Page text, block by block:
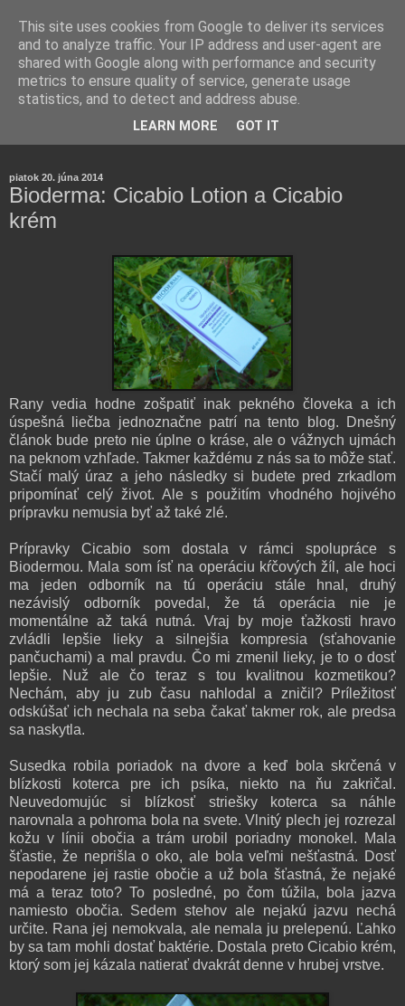
rozoberá témy o zdraví, živote a všetko možné.
piatok 20. júna 2014
Bioderma: Cicabio Lotion a Cicabio
krém
Rany vedia hodne zošpatiť inak pekného človeka a ich
úspešná liečba jednoznačne patrí na tento blog. Dnešný
článok bude preto nie úplne o kráse, ale o vážnych ujmách
na peknom vzhľade. Takmer každému z nás sa to môže stať.
Stačí malý úraz a jeho následky si budete pred zrkadlom
pripomínať celý život. Ale s použitím vhodného hojivého
prípravku nemusia byť až také zlé.
Prípravky Cicabio som dostala v rámci spolupráce s
Biodermou. Mala som ísť na operáciu kŕčových žíl, ale hoci
ma jeden odborník na tú operáciu stále hnal, druhý
nezávislý odborník povedal, že tá operácia nie je
momentálne až taká nutná. Vraj by moje ťažkosti hravo
zvládli lepšie lieky a silnejšia kompresia (sťahovanie
pančuchami) a mal pravdu. Čo mi zmenil lieky, je to o dosť
lepšie. Nuž ale čo teraz s tou kvalitnou kozmetikou?
Nechám, aby ju zub času nahlodal a zničil? Príležitosť
odskúšať ich nechala na seba čakať takmer rok, ale predsa
sa naskytla.
Susedka robila poriadok na dvore a keď bola skrčená v
blízkosti koterca pre ich psíka, niekto na ňu zakričal.
Neuvedomujúc si blízkosť striešky koterca sa náhle
narovnala a pohroma bola na svete. Vlnitý plech jej rozrezal
kožu v línii obočia a trám urobil poriadny monokel. Mala
šťastie, že neprišla o oko, ale bola veľmi nešťastná. Dosť
nepodarene jej rastie obočie a už bola šťastná, že nejaké
má a teraz toto? To posledné, po čom túžila, bola jazva
namiesto obočia. Sedem stehov ale nejakú jazvu nechá
určite. Rana jej nemokvala, ale nemala ju prelepenú. Ľahko
by sa tam mohli dostať baktérie. Dostala preto Cicabio krém,
ktorý som jej kázala natierať dvakrát denne v hrubej vrstve.
This site uses cookies from Google to deliver its services
and to analyze traffic. Your IP address and user-agent are
shared with Google along with performance and security
metrics to ensure quality of service, generate usage
statistics, and to detect and address abuse.
LEARN MORE GOT IT